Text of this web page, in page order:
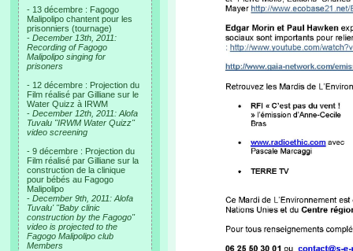
- 13 décembre : Fagogo
Malipolipo chantent pour les
prisonniers (tournage)
- December 13th, 2011:
Recording of Fagogo
Malipolipo singing for
prisoners
- 12 décembre : Projection du
Film réalisé par Gilliane sur le
Water Quizz à IRWM
- December 12th, 2011: Alofa
Tuvalu "IRWM Water Quizz"
video screening
- 9 décembre : Projection du
Film réalisé par Gilliane sur la
construction de la clinique
pour bébés au Fagogo
Malipolipo
- December 9th, 2011: Alofa
Tuvalu' "Baby clinic
construction by the Fagogo"
video is projected to the
Fagogo Malipolipo club
Members